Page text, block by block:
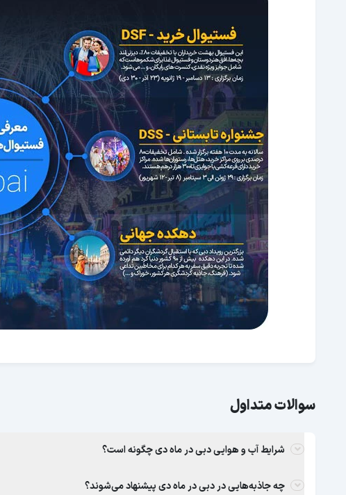
سوالات متداول
شرایط آب و هوایی دبی در ماه دی چگونه است؟
چه جاذبه‌هایی در دبی در ماه دی پیشنهاد می‌شوند؟